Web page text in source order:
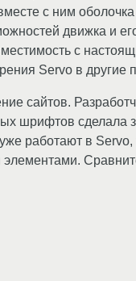
с ним
движка и
с
Servo в другие
сайтов.
шрифтов сделала
работают в